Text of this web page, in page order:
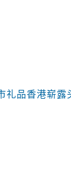
礼品香港崭露